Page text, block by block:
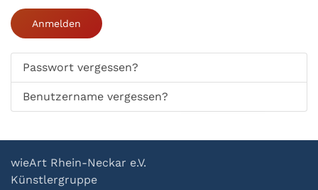
Anmelden
Passwort vergessen?
Benutzername vergessen?
wieArt Rhein-Neckar e.V.
Künstlergruppe